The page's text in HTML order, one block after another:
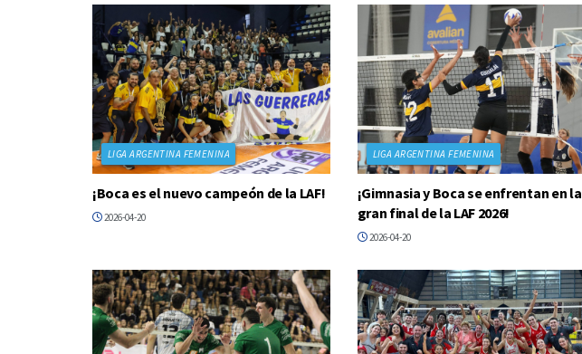
LIGA ARGENTINA FEMENINA
¡Boca es el nuevo campeón de la LAF!
2026-04-20
LIGA ARGENTINA FEMENINA
¡Gimnasia y Boca se enfrentan en la
gran final de la LAF 2026!
2026-04-20